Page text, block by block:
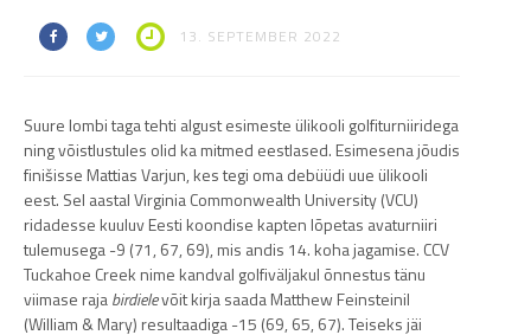
13. SEPTEMBER 2022
Suure lombi taga tehti algust esimeste ülikooli golfiturniiridega
ning võistlustules olid ka mitmed eestlased. Esimesena jõudis
finišisse Mattias Varjun, kes tegi oma debüüdi uue ülikooli
eest. Sel aastal Virginia Commonwealth University (VCU)
ridadesse kuuluv Eesti koondise kapten lõpetas avaturniiri
tulemusega -9 (71, 67, 69), mis andis 14. koha jagamise. CCV
Tuckahoe Creek nime kandval golfiväljakul õnnestus tänu
viimase rajabirdielevõit kirja saada Matthew Feinsteinil
(William & Mary) resultaadiga -15 (69, 65, 67). Teiseks jäi